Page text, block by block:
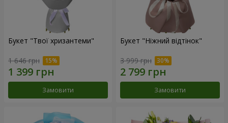
Букет "Твої хризантеми"
1 646 грн
Замовити
Букет "Ніжний відтінок"
3 999 грн
Замовити